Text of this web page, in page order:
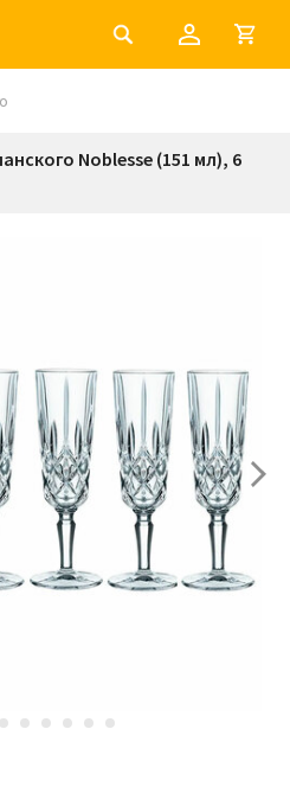
Noblesse (151 мл), 6